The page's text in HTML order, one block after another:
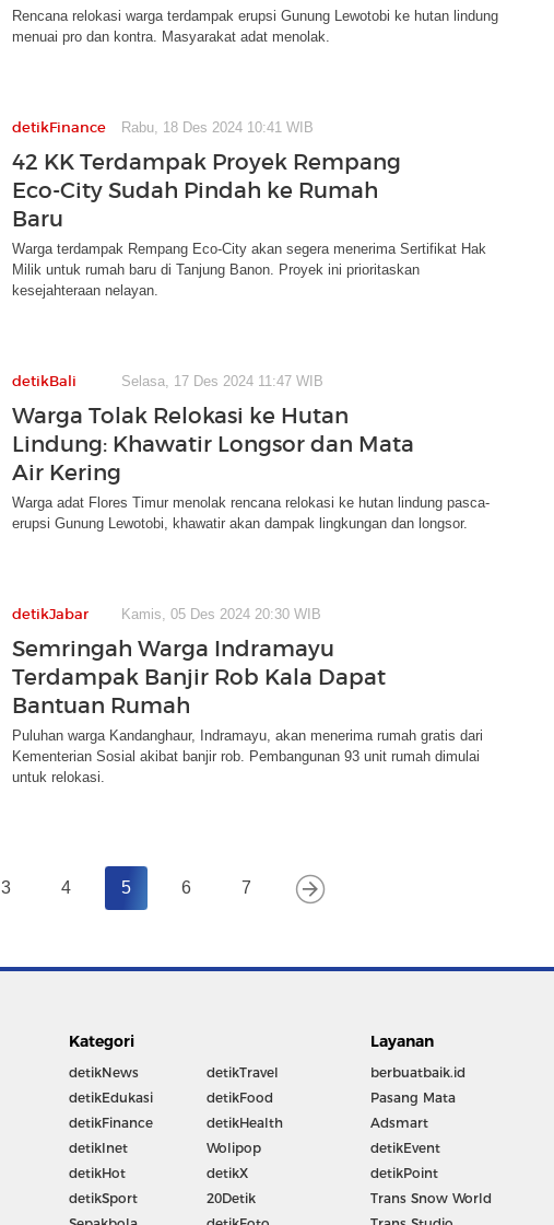
Rencana relokasi warga terdampak erupsi Gunung Lewotobi ke hutan lindung
menuai pro dan kontra. Masyarakat adat menolak.
detikFinance Rabu, 18 Des 2024 10:41 WIB
42 KK Terdampak Proyek Rempang
Eco-City Sudah Pindah ke Rumah
Baru
Warga terdampak Rempang Eco-City akan segera menerima Sertifikat Hak
Milik untuk rumah baru di Tanjung Banon. Proyek ini prioritaskan
kesejahteraan nelayan.
detikBali Selasa, 17 Des 2024 11:47 WIB
Warga Tolak Relokasi ke Hutan
Lindung: Khawatir Longsor dan Mata
Air Kering
Warga adat Flores Timur menolak rencana relokasi ke hutan lindung pasca-
erupsi Gunung Lewotobi, khawatir akan dampak lingkungan dan longsor.
detikJabar Kamis, 05 Des 2024 20:30 WIB
Semringah Warga Indramayu
Terdampak Banjir Rob Kala Dapat
Bantuan Rumah
Puluhan warga Kandanghaur, Indramayu, akan menerima rumah gratis dari
Kementerian Sosial akibat banjir rob. Pembangunan 93 unit rumah dimulai
untuk relokasi.
3 4 5 6 7
Kategori
detikNews
detikEdukasi
detikFinance
detikInet
detikHot
detikSport
detikTravel
detikFood
detikHealth
Wolipop
detikX
20Detik
Layanan
berbuatbaik.id
Pasang Mata
Adsmart
detikEvent
detikPoint
Trans Snow World